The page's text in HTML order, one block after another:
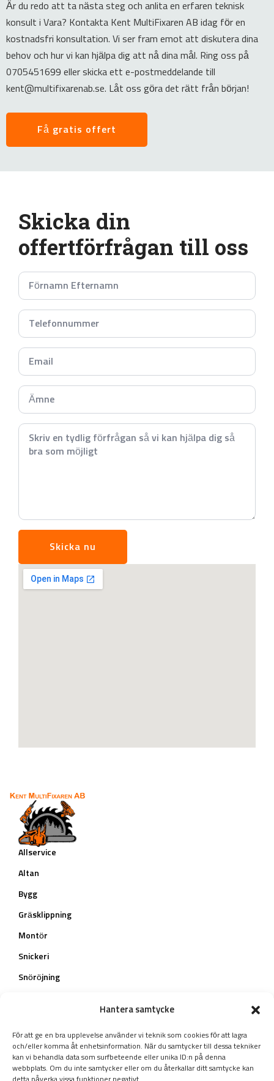
Hantera samtycke
För att ge en bra upplevelse använder vi teknik som cookies för att lagra
och/eller komma åt enhetsinformation. När du samtycker till dessa tekniker
kan vi behandla data som surfbeteende eller unika ID:n på denna
webbplats. Om du inte samtycker eller om du återkallar ditt samtycke kan
Är du redo att ta nästa steg och anlita en erfaren teknisk
konsult i Vara? Kontakta Kent MultiFixaren AB idag för en
kostnadsfri konsultation. Vi ser fram emot att diskutera dina
behov och hur vi kan hjälpa dig att nå dina mål. Ring oss på
0705451699 eller skicka ett e-postmeddelande till
kent@multifixarenab.se. Låt oss göra det rätt från början!
Få gratis offert
Skicka din
offertförfrågan till oss
Namn
Telefonnummer
Email
Subject
Meddelande
Skicka nu
Allservice
Altan
Bygg
Gräsklippning
Montör
Snickeri
Snöröjning
Trädgård
Nå ut till oss